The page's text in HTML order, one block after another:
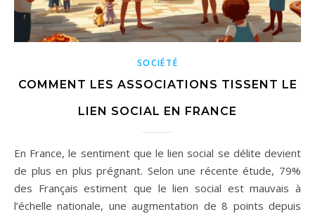
SOCIÉTÉ
COMMENT LES ASSOCIATIONS TISSENT LE
LIEN SOCIAL EN FRANCE
En France, le sentiment que le lien social se délite devient
de plus en plus prégnant. Selon une récente étude, 79%
des Français estiment que le lien social est mauvais à
l’échelle nationale, une augmentation de 8 points depuis